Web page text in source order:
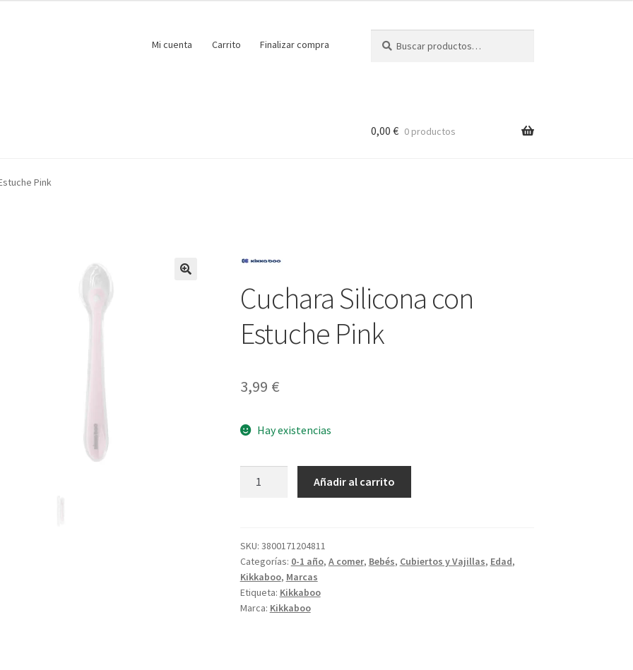
Mi cuenta Carrito Finalizar compra
por:
0,00 € 0 productos
Pink
Cuchara Silicona con
Estuche Pink
3,99 €
Hay existencias
Pink
cantidad
Añadir al carrito
SKU: 3800171204811
Categorías: 0-1 año, A comer, Bebés, Cubiertos y Vajillas, Edad,
Kikkaboo, Marcas
Etiqueta: Kikkaboo
Marca: Kikkaboo